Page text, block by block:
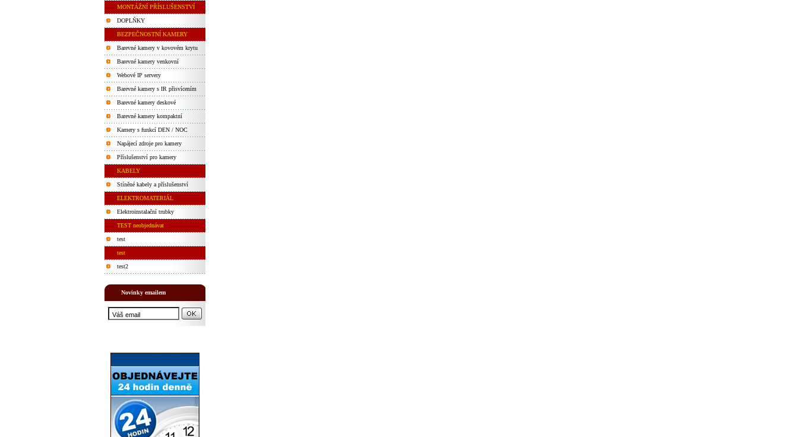
MONTÁŽNÍ PŘÍSLUŠENSTVÍ
DOPLŇKY
BEZPEČNOSTNÍ KAMERY
Barevné kamery v kovovém krytu
Barevné kamery venkovní
Webové IP servery
Barevné kamery s IR přisvícením
Barevné kamery deskové
Barevné kamery kompaktní
Kamery s funkcí DEN / NOC
Napájecí zdroje pro kamery
Příslušenství pro kamery
KABELY
Stíněné kabely a příslušenství
ELEKTROMATERIÁL
Elektroinstalační trubky
TEST neobjednávat
test
test
test2
Novinky emailem